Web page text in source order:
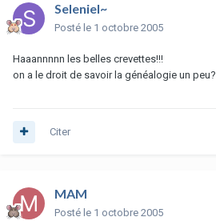
Seleniel~
Posté le 1 octobre 2005
Haaannnnn les belles crevettes!!!
on a le droit de savoir la généalogie un peu?
Citer
MAM
Posté le 1 octobre 2005